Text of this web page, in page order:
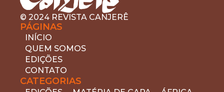
© 2024 REVISTA CANJERÊ
PÁGINAS
INÍCIO
QUEM SOMOS
EDIÇÕES
CONTATO
CATEGORIAS